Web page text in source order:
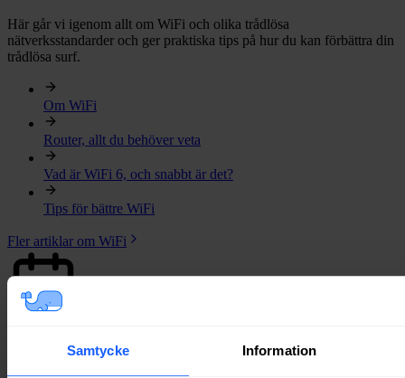
Samtycke Information
Här går vi igenom allt om WiFi och olika trådlösa
nätverksstandarder och ger praktiska tips på hur du kan förbättra din
trådlösa surf.
Om WiFi
Router, allt du behöver veta
Vad är WiFi 6, och snabbt är det?
Tips för bättre WiFi
Fler artiklar om WiFi
Abonnemang